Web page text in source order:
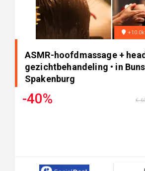
ASMR-hoofdmassage +
gezichtbehandeling • in
Spakenburg
-40% €